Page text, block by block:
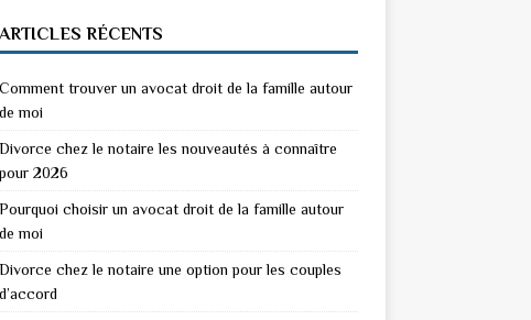
ARTICLES RÉCENTS
Comment trouver un avocat droit de la famille autour
de moi
Divorce chez le notaire les nouveautés à connaître
pour 2026
Pourquoi choisir un avocat droit de la famille autour
de moi
Divorce chez le notaire une option pour les couples
d’accord